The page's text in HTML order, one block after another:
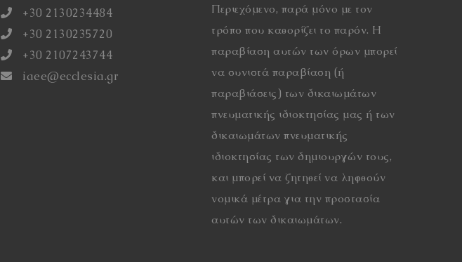
+30 2130234484
+30 2130235720
+30 2107243744
iaee@ecclesia.gr
Περιεχόμενο, παρά μόνο με τον
τρόπο που καθορίζει το παρόν. Η
παραβίαση αυτών των όρων μπορεί
να συνιστά παραβίαση (ή
παραβιάσεις) των δικαιωμάτων
πνευματικής ιδιοκτησίας μας ή των
δικαιωμάτων πνευματικής
ιδιοκτησίας των δημιουργών τους,
και μπορεί να ζητηθεί να ληφθούν
νομικά μέτρα για την προστασία
αυτών των δικαιωμάτων.